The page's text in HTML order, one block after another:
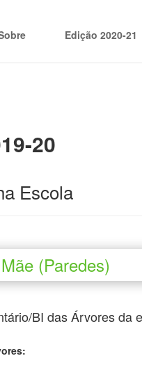
Edição 2020-21
20
Escola
(Paredes)
BI das Árvores da